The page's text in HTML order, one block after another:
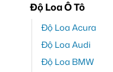
Độ Loa Ô Tô
Độ Loa Acura
Độ Loa Audi
Độ Loa BMW